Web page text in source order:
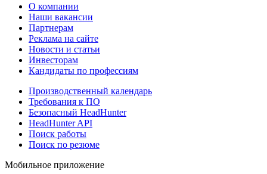
О компании
Наши вакансии
Партнерам
Реклама на сайте
Новости и статьи
Инвесторам
Кандидаты по профессиям
Производственный календарь
Требования к ПО
Безопасный HeadHunter
HeadHunter API
Поиск работы
Поиск по резюме
Мобильное приложение